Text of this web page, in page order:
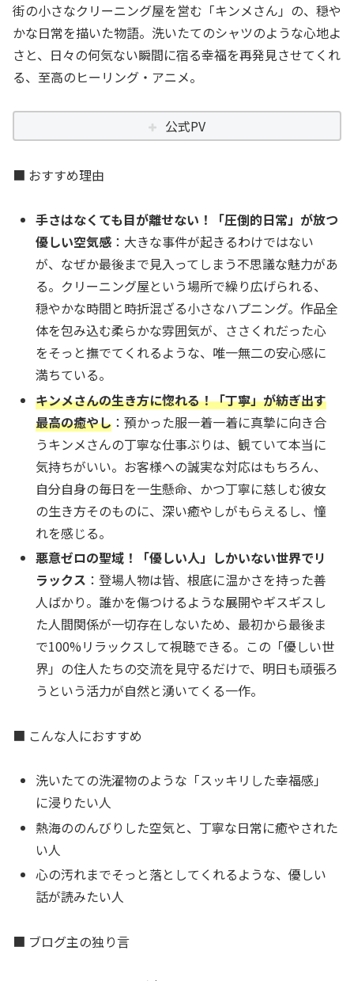
街の小さなクリーニング屋を営む「キンメさん」の、穏や
かな日常を描いた物語。洗いたてのシャツのような心地よ
さと、日々の何気ない瞬間に宿る幸福を再発見させてくれ
る、至高のヒーリング・アニメ。
公式PV
■ おすすめ理由
手さはなくても目が離せない！「圧倒的日常」が放つ
優しい空気感 ：大きな事件が起きるわけではない
が、なぜか最後まで見入ってしまう不思議な魅力があ
る。クリーニング屋という場所で繰り広げられる、
穏やかな時間と時折混ざる小さなハプニング。作品全
体を包み込む柔らかな雰囲気が、ささくれだった心
をそっと撫でてくれるような、唯一無二の安心感に
満ちている。
キンメさんの生き方に惚れる！「丁寧」が紡ぎ出す
最高の癒やし ：預かった服一着一着に真摯に向き合
うキンメさんの丁寧な仕事ぶりは、観ていて本当に
気持ちがいい。お客様への誠実な対応はもちろん、
自分自身の毎日を一生懸命、かつ丁寧に慈しむ彼女
の生き方そのものに、深い癒やしがもらえるし、憧
れを感じる。
悪意ゼロの聖域！「優しい人」しかいない世界でリ
ラックス ：登場人物は皆、根底に温かさを持った善
人ばかり。誰かを傷つけるような展開やギスギスし
た人間関係が一切存在しないため、最初から最後ま
で100%リラックスして視聴できる。この「優しい世
界」の住人たちの交流を見守るだけで、明日も頑張ろ
うという活力が自然と湧いてくる一作。
■ こんな人におすすめ
洗いたての洗濯物のような「スッキリした幸福感」
に浸りたい人
熱海ののんびりした空気と、丁寧な日常に癒やされた
い人
心の汚れまでそっと落としてくれるような、優しい
話が読みたい人
■ ブログ主の独り言